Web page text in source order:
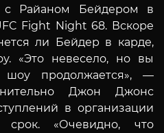
с Райаном Бейдером в
Fight Night 68. Вскоре
ли Бейдер в карде,
«Это невесело, но вы
шоу продолжается», —
Джон Джонс
в организации
срок. «Очевидно, что